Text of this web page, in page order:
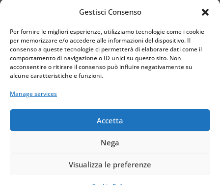
Gestisci Consenso
Per fornire le migliori esperienze, utilizziamo tecnologie come i cookie
per memorizzare e/o accedere alle informazioni del dispositivo. Il
consenso a queste tecnologie ci permetterà di elaborare dati come il
comportamento di navigazione o ID unici su questo sito. Non
acconsentire o ritirare il consenso può influire negativamente su
alcune caratteristiche e funzioni.
Manage services
Accetta
Nega
Visualizza le preferenze
Prof. Luigi Malfatti
+39 347 5276 353
benaco@centrolinguebenac
Privacy – Cookie Policy
Centro Linguistico Benaco – All Rights Reserved.